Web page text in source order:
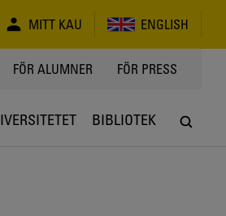
MITT KAU ENGLISH
FÖR ALUMNER FÖR PRESS
BIBLIOTEK